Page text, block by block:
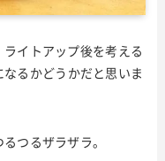
イトアップ後を考える
るかどうかだと思いま
つるザラザラ。